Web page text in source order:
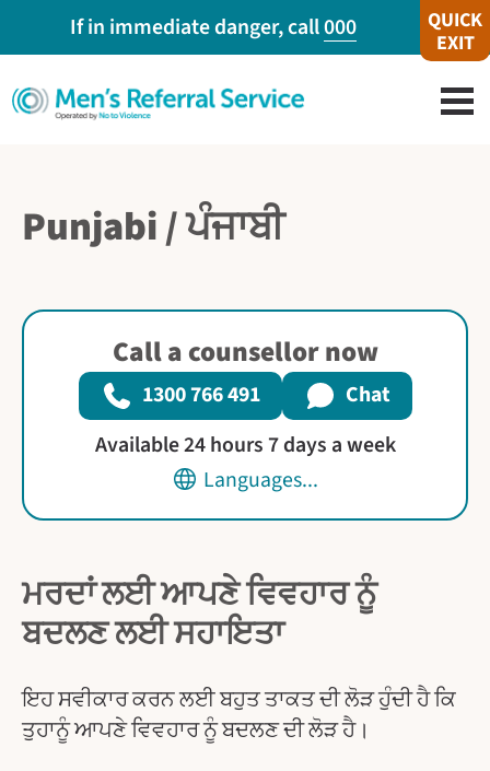
If in immediate danger, call000
QUICK
EXIT
Punjabi / ਪੰਜਾਬੀ
Call a counsellor now
1300 766 491
Chat
Available 24 hours 7 days a week
Languages...
ਮਰਦਾਂ ਲਈ ਆਪਣੇ ਵਿਵਹਾਰ ਨੂੰ
ਬਦਲਣ ਲਈ ਸਹਾਇਤਾ
ਇਹ ਸਵੀਕਾਰ ਕਰਨ ਲਈ ਬਹੁਤ ਤਾਕਤ ਦੀ ਲੋੜ ਹੁੰਦੀ ਹੈ ਕਿ
ਤੁਹਾਨੂੰ ਆਪਣੇ ਵਿਵਹਾਰ ਨੂੰ ਬਦਲਣ ਦੀ ਲੋੜ ਹੈ।